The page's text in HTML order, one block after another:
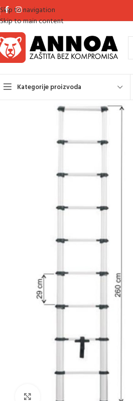
Skip to navigation
Skip to main content
Kategorije proizvoda